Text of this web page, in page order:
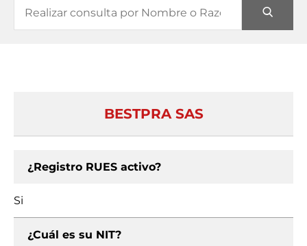
BESTPRA SAS
¿Registro RUES activo?
Si
¿Cuál es su NIT?